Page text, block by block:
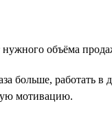
объёма
больше, работать
мотивацию.